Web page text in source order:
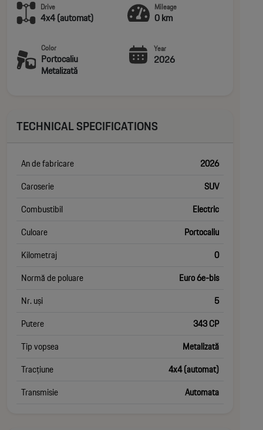
Drive
4x4 (automat)
Mileage
0 km
Color
Portocaliu
Metalizată
Year
2026
TECHNICAL SPECIFICATIONS
An de fabricare
2026
Caroserie
SUV
Combustibil
Electric
Culoare
Portocaliu
Kilometraj
0
Normă de poluare
Euro 6e-bis
Nr. uși
5
Putere
343 CP
Tip vopsea
Metalizată
Tracțiune
4x4 (automat)
Transmisie
Automata